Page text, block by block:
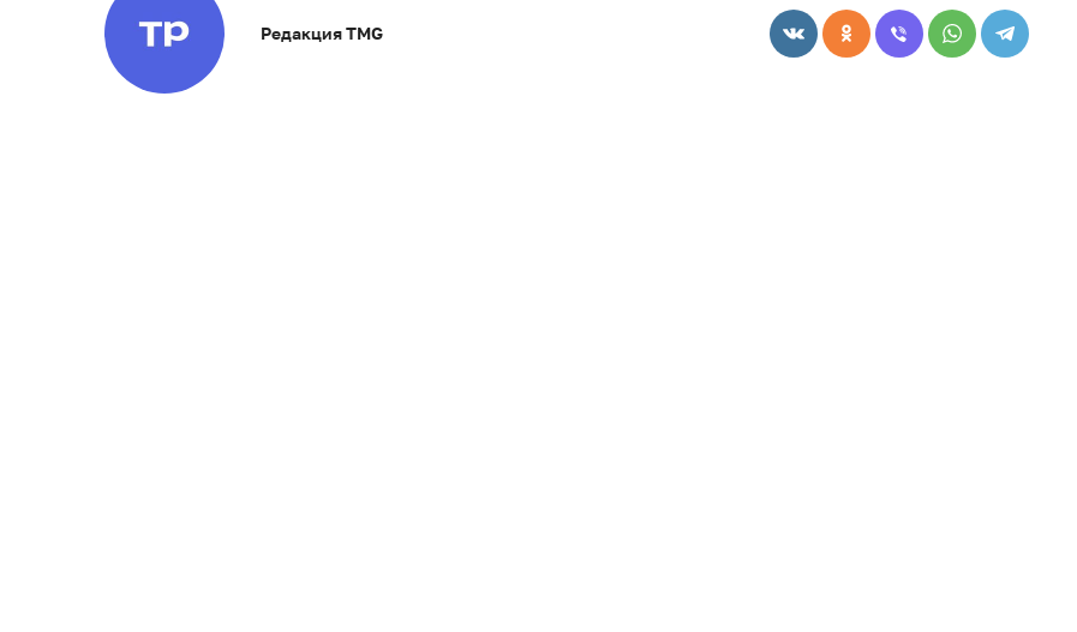
Редакция TMG